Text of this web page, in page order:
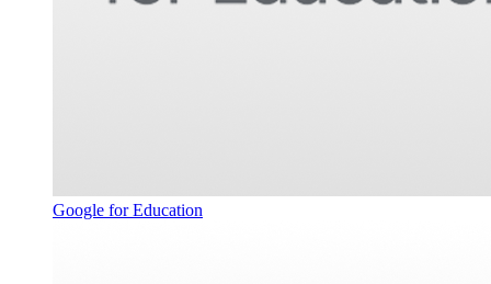
Google for Education